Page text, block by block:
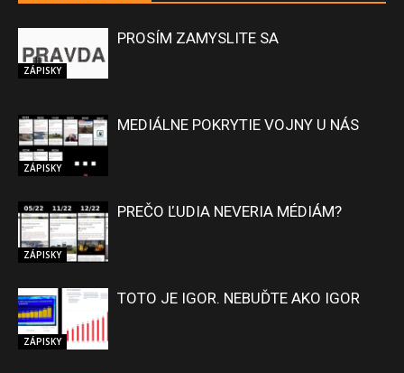
ZÁPISKY
PROSÍM ZAMYSLITE SA
ZÁPISKY
MEDIÁLNE POKRYTIE VOJNY U NÁS
ZÁPISKY
PREČO ĽUDIA NEVERIA MÉDIÁM?
ZÁPISKY
TOTO JE IGOR. NEBUĎTE AKO IGOR